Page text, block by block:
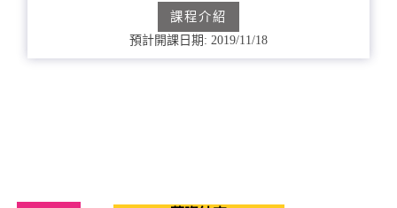
課程介紹
預計開課日期: 2019/11/18